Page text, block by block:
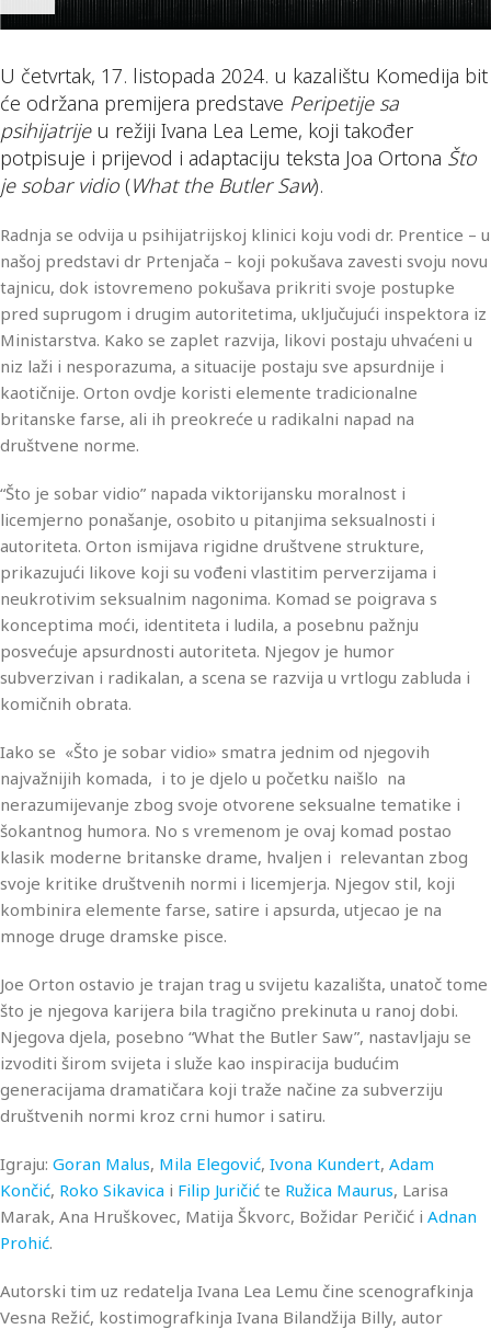
U četvrtak, 17. listopada 2024. u kazalištu Komedija bit
će održana premijera predstave Peripetije sa
psihijatrijeu režiji Ivana Lea Leme, koji također
potpisuje i prijevod i adaptaciju teksta Joa Ortona Što
je sobar vidio (What the Butler Saw).
Radnja se odvija u psihijatrijskoj klinici koju vodi dr. Prentice – u
našoj predstavi dr Prtenjača – koji pokušava zavesti svoju novu
tajnicu, dok istovremeno pokušava prikriti svoje postupke
pred suprugom i drugim autoritetima, uključujući inspektora iz
Ministarstva. Kako se zaplet razvija, likovi postaju uhvaćeni u
niz laži i nesporazuma, a situacije postaju sve apsurdnije i
kaotičnije. Orton ovdje koristi elemente tradicionalne
britanske farse, ali ih preokreće u radikalni napad na
društvene norme.
“Što je sobar vidio” napada viktorijansku moralnost i
licemjerno ponašanje, osobito u pitanjima seksualnosti i
autoriteta. Orton ismijava rigidne društvene strukture,
prikazujući likove koji su vođeni vlastitim perverzijama i
neukrotivim seksualnim nagonima. Komad se poigrava s
konceptima moći, identiteta i ludila, a posebnu pažnju
posvećuje apsurdnosti autoriteta. Njegov je humor
subverzivan i radikalan, a scena se razvija u vrtlogu zabluda i
komičnih obrata.
Iako se «Što je sobar vidio» smatra jednim od njegovih
najvažnijih komada, i to je djelo u početku naišlo na
nerazumijevanje zbog svoje otvorene seksualne tematike i
šokantnog humora. No s vremenom je ovaj komad postao
klasik moderne britanske drame, hvaljen i relevantan zbog
svoje kritike društvenih normi i licemjerja. Njegov stil, koji
kombinira elemente farse, satire i apsurda, utjecao je na
mnoge druge dramske pisce.
Joe Orton ostavio je trajan trag u svijetu kazališta, unatoč tome
što je njegova karijera bila tragično prekinuta u ranoj dobi.
Njegova djela, posebno “What the Butler Saw”, nastavljaju se
izvoditi širom svijeta i služe kao inspiracija budućim
generacijama dramatičara koji traže načine za subverziju
društvenih normi kroz crni humor i satiru.
Igraju: Goran Malus, Mila Elegović, Ivona Kundert, Adam
Končić, Roko Sikavica i Filip Juričić te Ružica Maurus, Larisa
Marak, Ana Hruškovec, Matija Škvorc, Božidar Peričić i Adnan
Prohić.
Autorski tim uz redatelja Ivana Lea Lemu čine scenografkinja
Vesna Režić, kostimografkinja Ivana Bilandžija Billy, autor